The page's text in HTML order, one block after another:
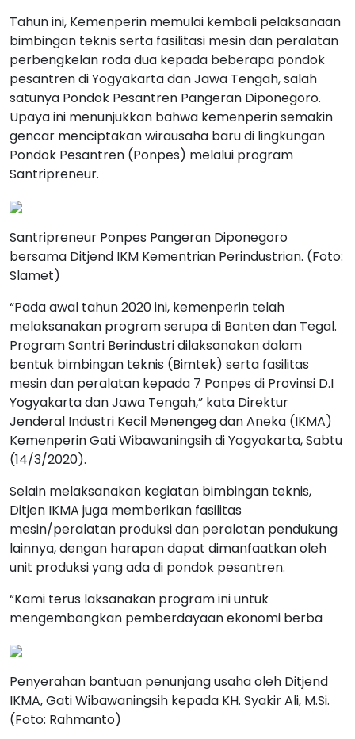
Tahun ini, Kemenperin memulai kembali pelaksanaan
bimbingan teknis serta fasilitasi mesin dan peralatan
perbengkelan roda dua kepada beberapa pondok
pesantren di Yogyakarta dan Jawa Tengah, salah
satunya Pondok Pesantren Pangeran Diponegoro.
Upaya ini menunjukkan bahwa kemenperin semakin
gencar menciptakan wirausaha baru di lingkungan
Pondok Pesantren (Ponpes) melalui program
Santripreneur.
Santripreneur Ponpes Pangeran Diponegoro
bersama Ditjend IKM Kementrian Perindustrian. (Foto:
Slamet)
“Pada awal tahun 2020 ini, kemenperin telah
melaksanakan program serupa di Banten dan Tegal.
Program Santri Berindustri dilaksanakan dalam
bentuk bimbingan teknis (Bimtek) serta fasilitas
mesin dan peralatan kepada 7 Ponpes di Provinsi D.I
Yogyakarta dan Jawa Tengah,” kata Direktur
Jenderal Industri Kecil Menengeg dan Aneka (IKMA)
Kemenperin Gati Wibawaningsih di Yogyakarta, Sabtu
(14/3/2020).
Selain melaksanakan kegiatan bimbingan teknis,
Ditjen IKMA juga memberikan fasilitas
mesin/peralatan produksi dan peralatan pendukung
lainnya, dengan harapan dapat dimanfaatkan oleh
unit produksi yang ada di pondok pesantren.
“Kami terus laksanakan program ini untuk
mengembangkan pemberdayaan ekonomi berba
Penyerahan bantuan penunjang usaha oleh Ditjend
IKMA, Gati Wibawaningsih kepada KH. Syakir Ali, M.Si.
(Foto: Rahmanto)